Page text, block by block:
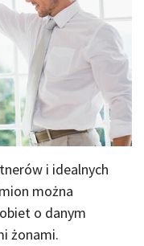
i idealnych
można
o danym
żonami.